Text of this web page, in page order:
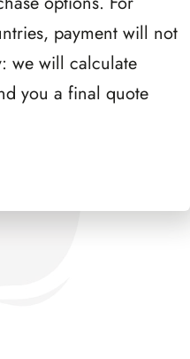
payment will not
we will calculate
you a final quote